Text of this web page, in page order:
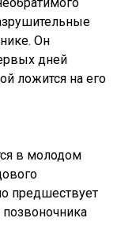
Он
дней
ложится на его
в молодом
предшествует